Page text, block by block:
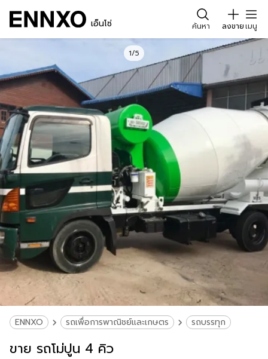
เอ็นโซ่ ค้นหา ลงขายเมนู
1/5
ENNXO รถเพื่อการพาณิชย์และเกษตร รถบรรทุก
ขาย รถโม่ปูน 4 คิว